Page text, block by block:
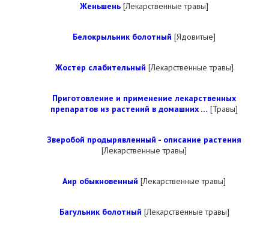
Женьшень [Лекарственные травы]
Белокрыльник болотный [Ядовитые]
Жостер слабительный [Лекарственные травы]
Приготовление и применение лекарственных
препаратов из растений в домашних … [Травы]
Зверобой продырявленный - описание растения
[Лекарственные травы]
Аир обыкновенный [Лекарственные травы]
Багульник болотный [Лекарственные травы]